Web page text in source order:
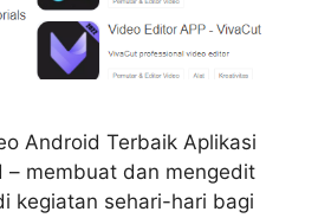
Android Terbaik Aplikasi
– membuat dan mengedit
kegiatan sehari-hari bagi